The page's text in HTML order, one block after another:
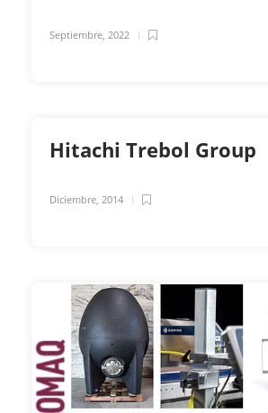
Septiembre, 2022
Hitachi Trebol Group
Diciembre, 2014